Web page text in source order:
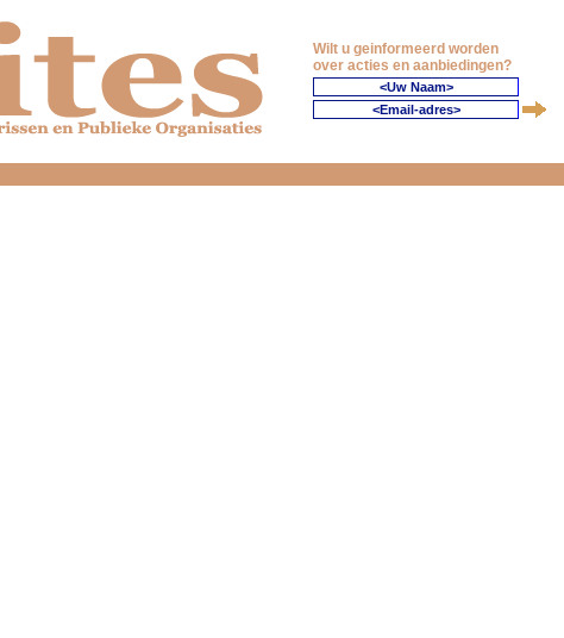
Wilt u geinformeerd worden
over acties en aanbiedingen?